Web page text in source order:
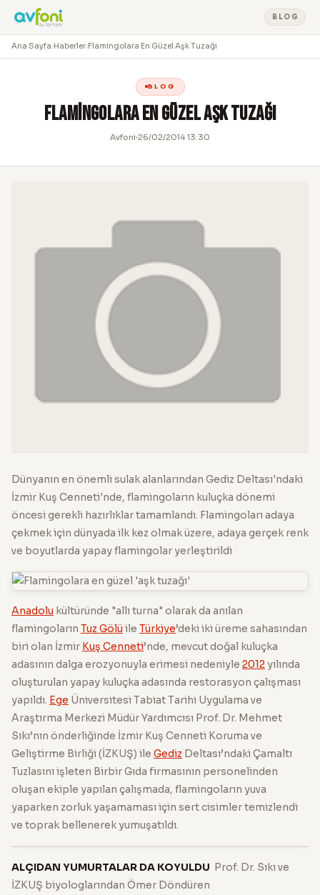
BLOG
Ana Sayfa›Haberler›Flamingolara En Güzel Aşk Tuzağı
BLOG
Flamingolara En Güzel Aşk Tuzağı
Avfoni 26/02/2014 13:30
Dünyanın en önemli sulak alanlarından Gediz Deltası'ndaki
İzmir Kuş Cenneti'nde, flamingoların kuluçka dönemi
öncesi gerekli hazırlıklar tamamlandı. Flamingoları adaya
çekmek için dünyada ilk kez olmak üzere, adaya gerçek renk
ve boyutlarda yapay flamingolar yerleştirildi
Anadolu kültüründe "allı turna" olarak da anılan
flamingoların Tuz Gölü ile Türkiye’deki iki üreme sahasından
biri olan İzmir Kuş Cenneti’nde, mevcut doğal kuluçka
adasının dalga erozyonuyla erimesi nedeniyle 2012 yılında
oluşturulan yapay kuluçka adasında restorasyon çalışması
yapıldı. Ege Üniversitesi Tabiat Tarihi Uygulama ve
Araştırma Merkezi Müdür Yardımcısı Prof. Dr. Mehmet
Sıkı’nın önderliğinde İzmir Kuş Cenneti Koruma ve
Geliştirme Birliği (İZKUŞ) ile Gediz Deltası’ndaki Çamaltı
Tuzlasını işleten Birbir Gıda firmasının personelinden
oluşan ekiple yapılan çalışmada, flamingoların yuva
yaparken zorluk yaşamaması için sert cisimler temizlendi
ve toprak bellenerek yumuşatıldı.
ALÇIDAN YUMURTALAR DA KOYULDU Prof. Dr. Sıkı ve
İZKUŞ biyologlarından Ömer Döndüren